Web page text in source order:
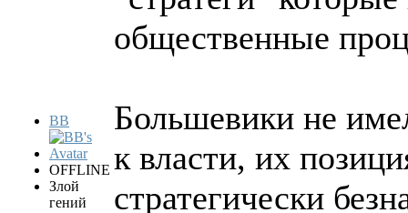
BB
OFFLINE
Злой
гений
общественные
Большевики не
к власти, их
стратегически